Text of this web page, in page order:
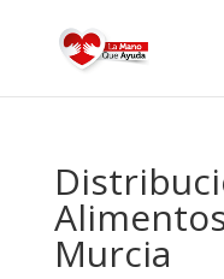
Murcia